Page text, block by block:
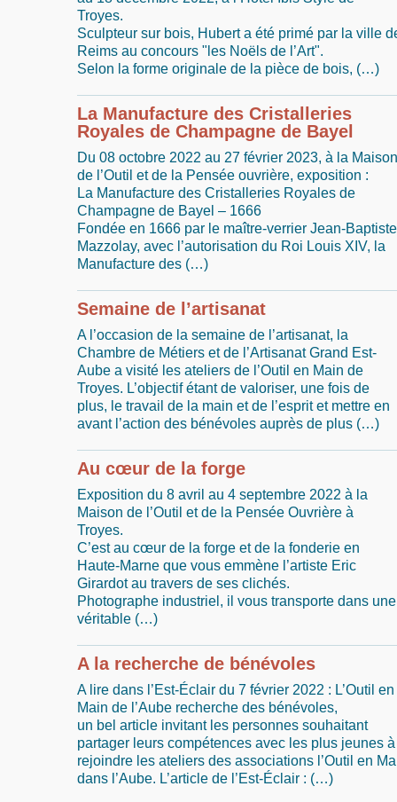
Troyes.
Sculpteur sur bois, Hubert a été primé par la ville
Reims au concours "les Noëls de l’Art".
Selon la forme originale de la pièce de bois, (…)
La Manufacture des Cristalleries
Royales de Champagne de Bayel
Du 08 octobre 2022 au 27 février 2023, à la Maison
de l’Outil et de la Pensée ouvrière, exposition :
La Manufacture des Cristalleries Royales de
Champagne de Bayel – 1666
Fondée en 1666 par le maître-verrier Jean-Baptiste
Mazzolay, avec l’autorisation du Roi Louis XIV, la
Manufacture des (…)
Semaine de l’artisanat
A l’occasion de la semaine de l’artisanat, la
Chambre de Métiers et de l’Artisanat Grand Est-
Aube a visité les ateliers de l’Outil en Main de
Troyes. L’objectif étant de valoriser, une fois de
plus, le travail de la main et de l’esprit et mettre en
avant l’action des bénévoles auprès de plus (…)
Au cœur de la forge
Exposition du 8 avril au 4 septembre 2022 à la
Maison de l’Outil et de la Pensée Ouvrière à
Troyes.
C’est au cœur de la forge et de la fonderie en
Haute-Marne que vous emmène l’artiste Eric
Girardot au travers de ses clichés.
Photographe industriel, il vous transporte dans une
véritable (…)
A la recherche de bénévoles
A lire dans l’Est-Éclair du 7 février 2022 : L’Outil en
Main de l’Aube recherche des bénévoles,
un bel article invitant les personnes souhaitant
partager leurs compétences avec les plus jeunes à
rejoindre les ateliers des associations l’Outil en
dans l’Aube. L’article de l’Est-Éclair : (…)